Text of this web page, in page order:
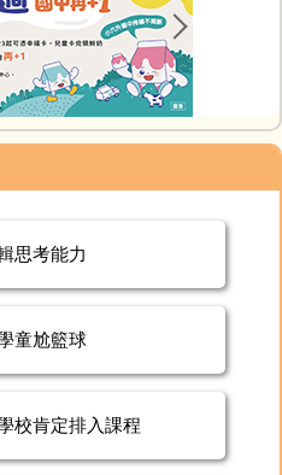
思考能力
童尬籃球
校肯定排入課程